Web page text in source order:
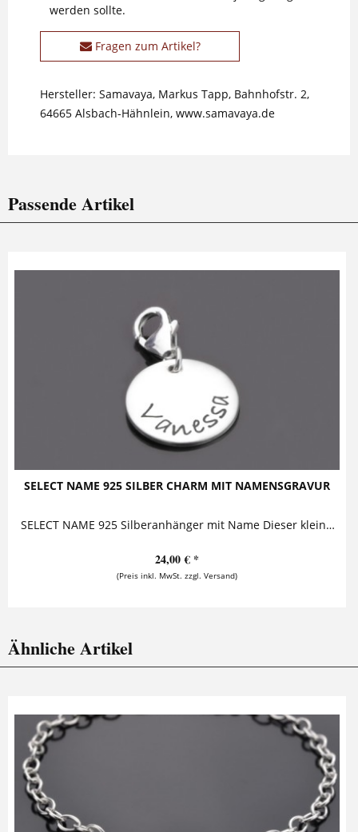
werden sollte.
Fragen zum Artikel?
Hersteller: Samavaya, Markus Tapp, Bahnhofstr. 2,
64665 Alsbach-Hähnlein, www.samavaya.de
Passende Artikel
SELECT NAME 925 SILBER CHARM MIT NAMENSGRAVUR
SELECT NAME 925 Silberanhänger mit Name Dieser kleine Silberanhänger ist mit einem Namen versehen. Er kann mit Karabiner oder als Kettenanhänger an...
24,00 € *
(Preis inkl. MwSt. zzgl. Versand)
Ähnliche Artikel